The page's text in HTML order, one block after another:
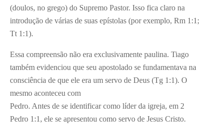
(doulos, no grego) do Supremo Pastor. Isso fica claro na
introdução de várias de suas epístolas (por exemplo, Rm 1:1;
Tt 1:1).
Essa compreensão não era exclusivamente paulina. Tiago
também evidenciou que seu apostolado se fundamentava na
consciência de que ele era um servo de Deus (Tg 1:1). O
mesmo aconteceu com
Pedro. Antes de se identificar como líder da igreja, em 2
Pedro 1:1, ele se apresentou como servo de Jesus Cristo.